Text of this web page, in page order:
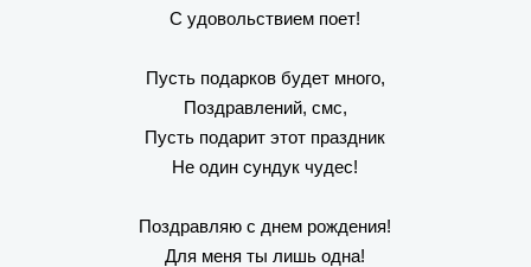
С удовольствием поет!
Пусть подарков будет много,
Поздравлений, смс,
Пусть подарит этот праздник
Не один сундук чудес!
Поздравляю с днем рождения!
Для меня ты лишь одна!